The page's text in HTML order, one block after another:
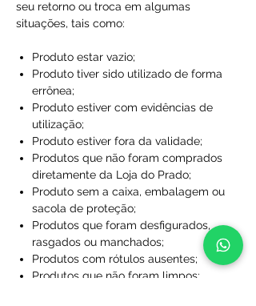
seu retorno ou troca em algumas
situações, tais como:
Produto estar vazio;
Produto tiver sido utilizado de forma
errônea;
Produto estiver com evidências de
utilização;
Produto estiver fora da validade;
Produtos que não foram comprados
diretamente da Loja do Prado;
Produto sem a caixa, embalagem ou
sacola de proteção;
Produtos que foram desfigurados,
rasgados ou manchados;
Produtos com rótulos ausentes;
Produtos que não foram limpos;